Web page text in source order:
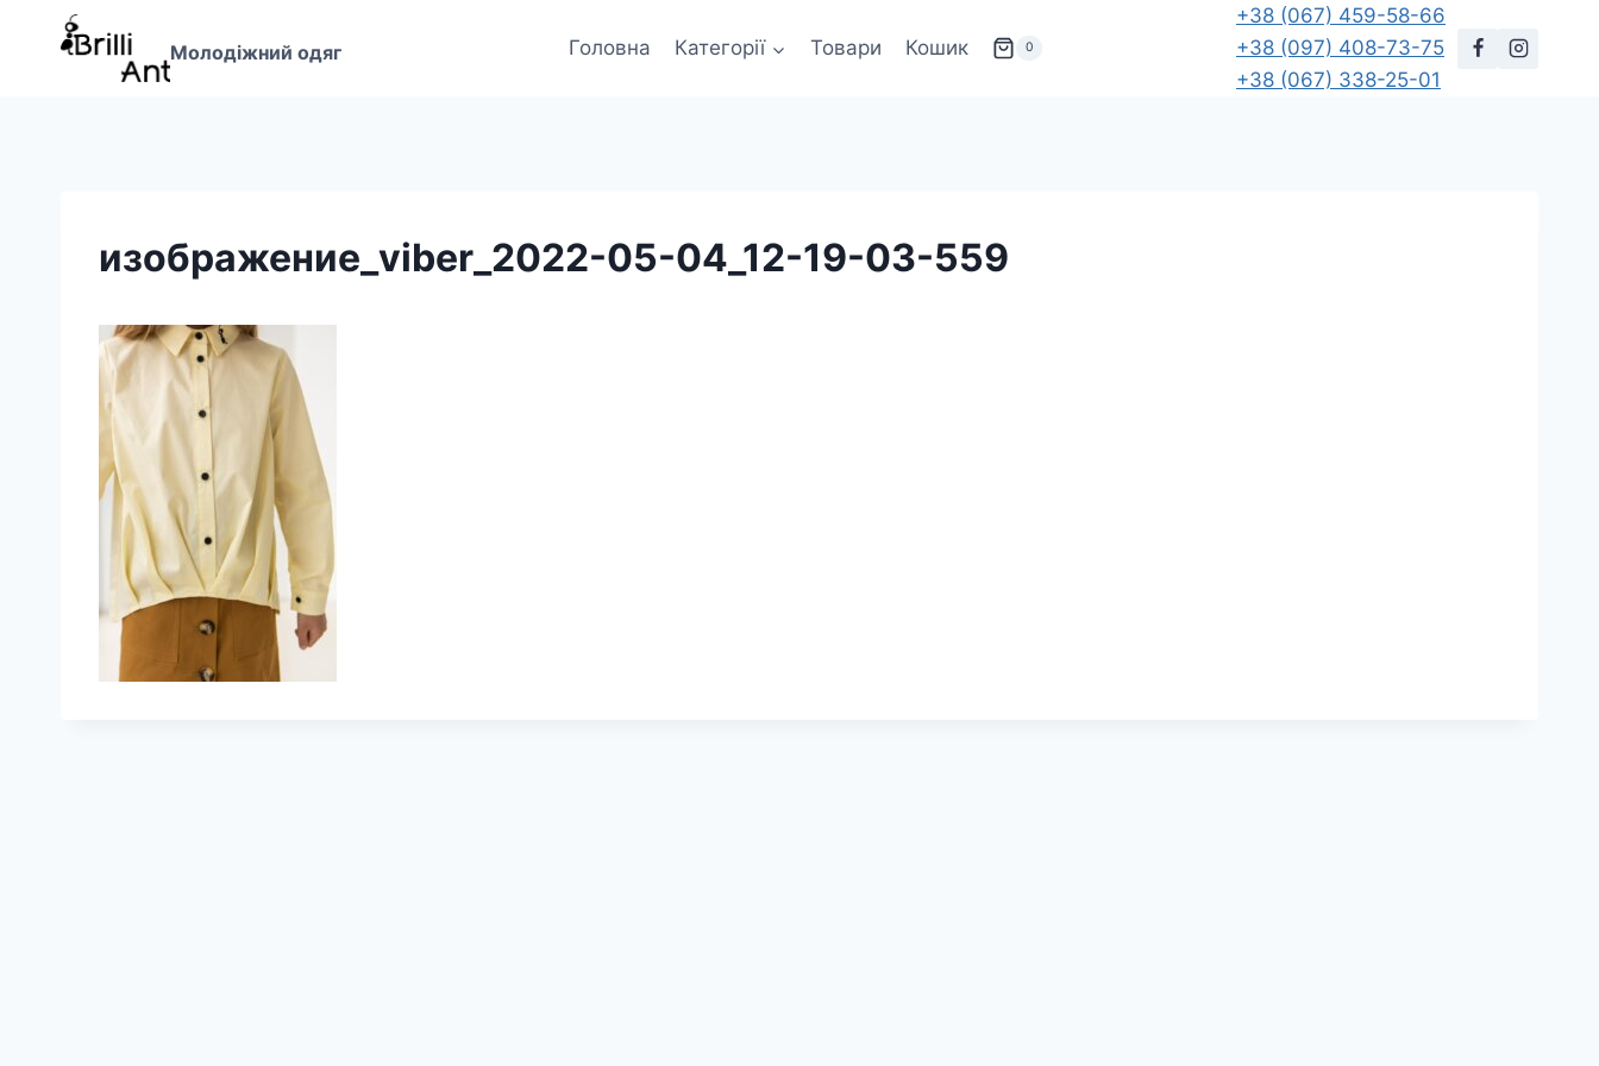
Перейти
Молодіжний одяг Головна Категорії Товари Кошик 0
+38 (067) 459-58-66
+38 (097) 408-73-75
+38 (067) 338-25-01
изображение_viber_2022-05-04_12-19-03-559